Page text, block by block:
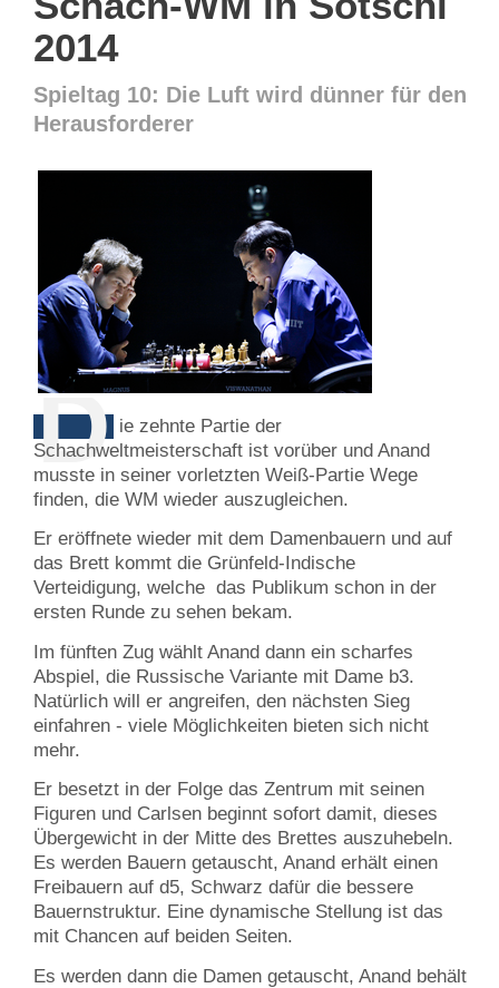
2014
Spieltag 10: Die Luft wird dünner für den
Herausforderer
D ie zehnte Partie der
Schachweltmeisterschaft ist vorüber und Anand
musste in seiner vorletzten Weiß-Partie Wege
finden, die WM wieder auszugleichen.
Er eröffnete wieder mit dem Damenbauern und auf
das Brett kommt die Grünfeld-Indische
Verteidigung, welche das Publikum schon in der
ersten Runde zu sehen bekam.
Im fünften Zug wählt Anand dann ein scharfes
Abspiel, die Russische Variante mit Dame b3.
Natürlich will er angreifen, den nächsten Sieg
einfahren - viele Möglichkeiten bieten sich nicht
mehr.
Er besetzt in der Folge das Zentrum mit seinen
Figuren und Carlsen beginnt sofort damit, dieses
Übergewicht in der Mitte des Brettes auszuhebeln.
Es werden Bauern getauscht, Anand erhält einen
Freibauern auf d5, Schwarz dafür die bessere
Bauernstruktur. Eine dynamische Stellung ist das
mit Chancen auf beiden Seiten.
Es werden dann die Damen getauscht, Anand behält